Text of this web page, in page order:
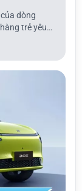
dòng
trẻ yêu
thiết kế, cải
Sport